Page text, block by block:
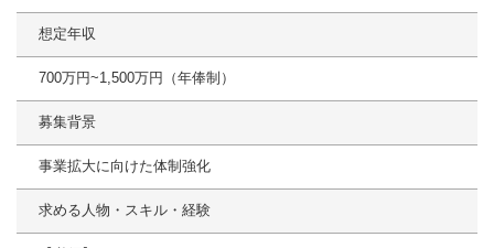
想定年収
700万円~1,500万円（年俸制）
募集背景
事業拡大に向けた体制強化
求める人物・スキル・経験